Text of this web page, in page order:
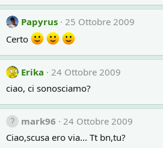
Papyrus 25 Ottobre 2009
Certo
Erika
24 Ottobre 2009
ciao, ci sonosciamo?
mark96
24 Ottobre 2009
Ciao,scusa ero via... Tt bn,tu?